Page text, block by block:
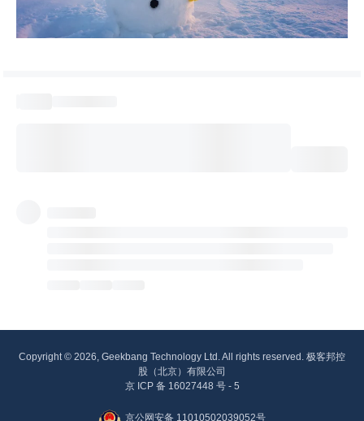
Copyright © 2026, Geekbang Technology Ltd. All rights reserved. 极客邦控
股（北京）有限公司
京 ICP 备 16027448 号 - 5
京公网安备 11010502039052号